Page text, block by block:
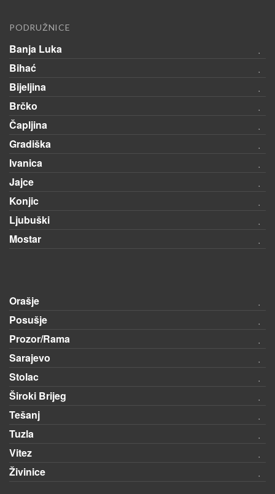
PODRUŽNICE
Banja Luka
Bihać
Bijeljina
Brčko
Čapljina
Gradiška
Ivanica
Jajce
Konjic
Ljubuški
Mostar
Orašje
Posušje
Prozor/Rama
Sarajevo
Stolac
Široki Brijeg
Tešanj
Tuzla
Vitez
Živinice